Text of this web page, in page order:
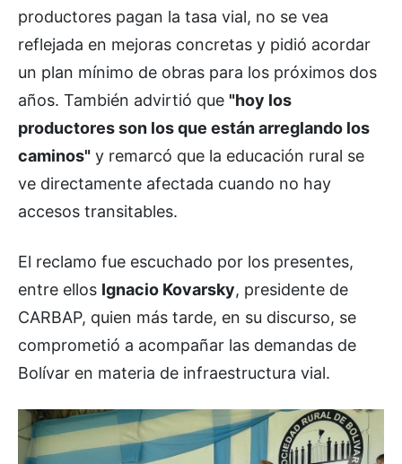
productores pagan la tasa vial, no se vea
reflejada en mejoras concretas y pidió acordar
un plan mínimo de obras para los próximos dos
años. También advirtió que "hoy los
productores son los que están arreglando los
caminos" y remarcó que la educación rural se
ve directamente afectada cuando no hay
accesos transitables.
El reclamo fue escuchado por los presentes,
entre ellos Ignacio Kovarsky, presidente de
CARBAP, quien más tarde, en su discurso, se
comprometió a acompañar las demandas de
Bolívar en materia de infraestructura vial.